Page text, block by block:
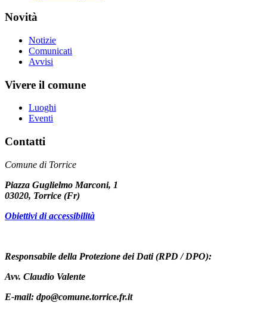
Novità
Notizie
Comunicati
Avvisi
Vivere il comune
Luoghi
Eventi
Contatti
Comune di Torrice
Piazza Guglielmo Marconi, 1
03020, Torrice (Fr)
Obiettivi di accessibilità
Responsabile della Protezione dei Dati (RPD / DPO):
Avv. Claudio Valente
E-mail: dpo@comune.torrice.fr.it